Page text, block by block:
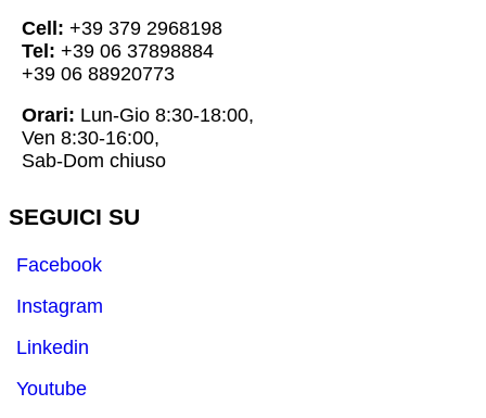
Cell: +39 379 2968198
Tel: +39 06 37898884
+39 06 88920773
Orari: Lun-Gio 8:30-18:00,
Ven 8:30-16:00,
Sab-Dom chiuso
SEGUICI SU
Facebook
Instagram
Linkedin
Youtube